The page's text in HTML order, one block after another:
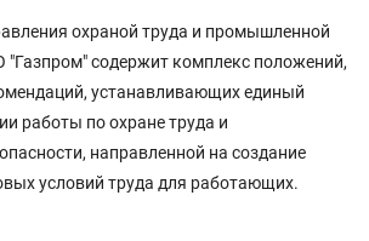
охраной труда и промышленной
"Газпром" содержит комплекс положений,
устанавливающих единый
работы по охране труда и
направленной на создание
условий труда для работающих.